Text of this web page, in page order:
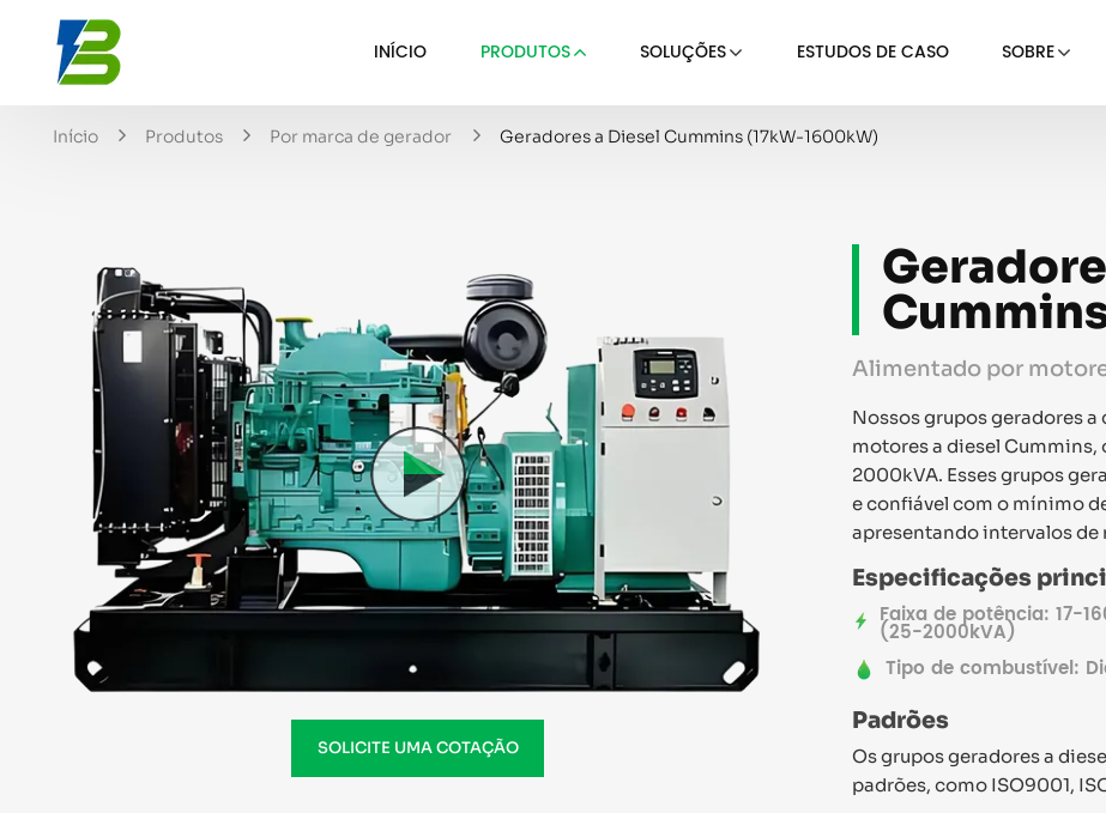
INÍCIO PRODUTOS SOLUÇÕES ESTUDOS DE CASO SOBRE
Início Produtos Por marca de gerador Geradores a Diesel Cummins (17kW-1600kW)
SOLICITE UMA COTAÇÃO
Alimentado por
Nossos grupos geradores
motores a diesel Cummins,
2000kVA. Esses grupos
e confiável com o mínimo
apresentando intervalos
Especificações
Faixa de potência: 17-
(25-2000kVA)
Tipo de combustível:
Padrões
Os grupos geradores a
padrões, como ISO9001,